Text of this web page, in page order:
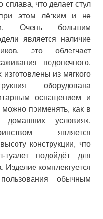
что делает стул
этом лёгким и не
Очень большим
является наличие
это облегчает
подопечного.
из мягкого
оборудована
оснащением и
можно применять, как в
условиях.
является
конструкции, что
подойдёт для
Изделие комплектуется
обычным